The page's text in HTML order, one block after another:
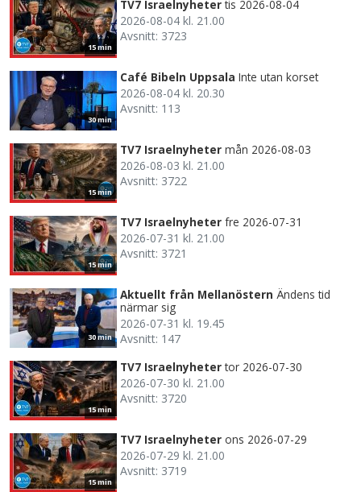
15 min
TV7 Israelnyheter tis 2026-08-04
2026-08-04 kl. 21.00
Avsnitt: 3723
30 min
Café Bibeln Uppsala Inte utan korset
2026-08-04 kl. 20.30
Avsnitt: 113
15 min
TV7 Israelnyheter mån 2026-08-03
2026-08-03 kl. 21.00
Avsnitt: 3722
15 min
TV7 Israelnyheter fre 2026-07-31
2026-07-31 kl. 21.00
Avsnitt: 3721
30 min
Aktuellt från Mellanöstern Ändens tid
närmar sig
2026-07-31 kl. 19.45
Avsnitt: 147
15 min
TV7 Israelnyheter tor 2026-07-30
2026-07-30 kl. 21.00
Avsnitt: 3720
15 min
TV7 Israelnyheter ons 2026-07-29
2026-07-29 kl. 21.00
Avsnitt: 3719